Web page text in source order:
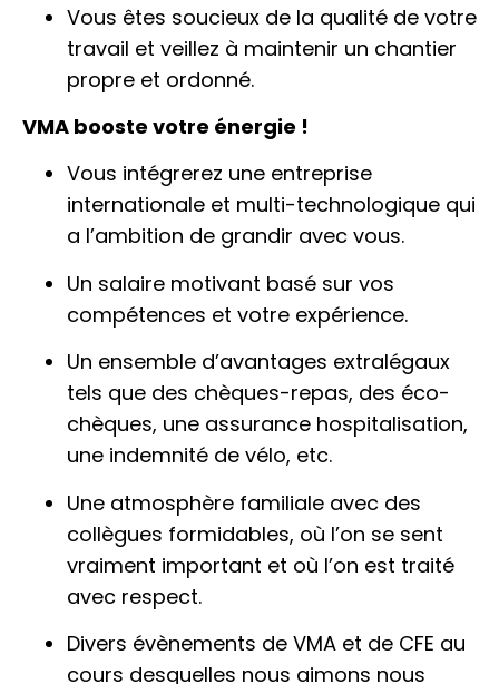
Vous êtes soucieux de la qualité de votre
travail et veillez à maintenir un chantier
propre et ordonné.
VMA booste votre énergie !
Vous intégrerez une entreprise
internationale et multi-technologique qui
a l’ambition de grandir avec vous.
Un salaire motivant basé sur vos
compétences et votre expérience.
Un ensemble d’avantages extralégaux
tels que des chèques-repas, des éco-
chèques, une assurance hospitalisation,
une indemnité de vélo, etc.
Une atmosphère familiale avec des
collègues formidables, où l’on se sent
vraiment important et où l’on est traité
avec respect.
Divers évènements de VMA et de CFE au
cours desquelles nous aimons nous